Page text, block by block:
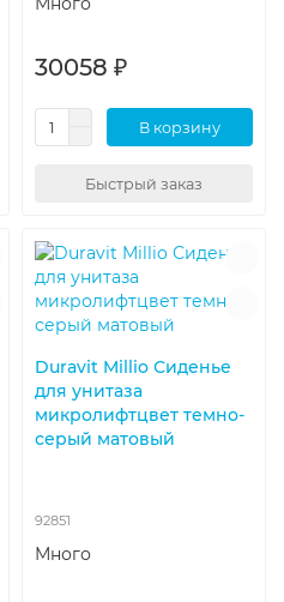
30058 ₽
В корзину
Быстрый заказ
Duravit Millio Сиденье
для унитаза
микролифтцвет темно-
серый матовый
92851
Много